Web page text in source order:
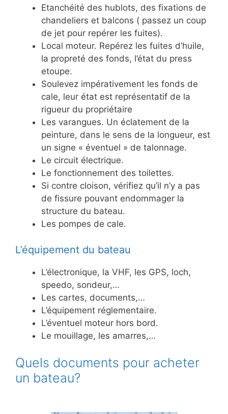
Etanchéité des hublots, des fixations de
chandeliers et balcons ( passez un coup
de jet pour repérer les fuites).
Local moteur. Repérez les fuites d’huile,
la propreté des fonds, l’état du press
etoupe.
Soulevez impérativement les fonds de
cale, leur état est représentatif de la
rigueur du propriétaire
Les varangues. Un éclatement de la
peinture, dans le sens de la longueur, est
un signe « éventuel » de talonnage.
Le circuit électrique.
Le fonctionnement des toilettes.
Si contre cloison, vérifiez qu’il n’y a pas
de fissure pouvant endommager la
structure du bateau.
Les pompes de cale.
L’équipement du bateau
L’électronique, la VHF, les GPS, loch,
speedo, sondeur,…
Les cartes, documents,…
L’équipement réglementaire.
L’éventuel moteur hors bord.
Le mouillage, les amarres,…
Quels documents pour acheter
un bateau?